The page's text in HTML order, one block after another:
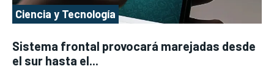
Ciencia y Tecnología
Sistema frontal provocará marejadas desde
el sur hasta el...